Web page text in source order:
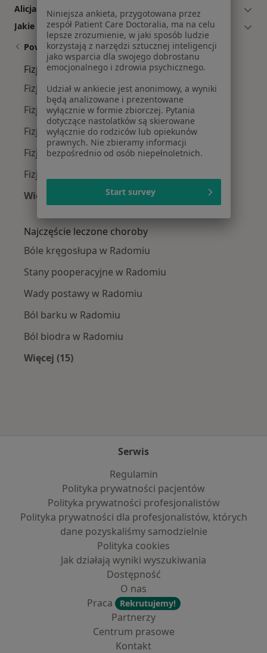
Alicja Wójcicka: co mówią pacjenci?
Jakie ubezpieczenia akceptuje Alicja Wójcicka?
Powiązane wyszukiwania
Fizjoterapeuci w pobliżu
Fizjoterapeuci Śródmieście
Fizjoterapeuci Południe
Fizjoterapeuci Planty
Fizjoterapeuci Borki
Fizjoterapeuci Halinów
Więcej (8)
Więcej w kategorii: Fizjoterapeuci w pobliżu
Najczęście leczone choroby
Bóle kręgosłupa w Radomiu
Stany pooperacyjne w Radomiu
Wady postawy w Radomiu
Ból barku w Radomiu
Ból biodra w Radomiu
Więcej (15)
Serwis
Regulamin
Polityka prywatności pacjentów
Polityka prywatności profesjonalistów
Polityka prywatności dla profesjonalistów, których
dane pozyskaliśmy samodzielnie
Polityka cookies
Jak działają wyniki wyszukiwania
Dostępność
O nas
Praca
Rekrutujemy!
Partnerzy
Centrum prasowe
Kontakt
Niniejsza ankieta, przygotowana przez
zespół Patient Care Doctoralia, ma na celu
lepsze zrozumienie, w jaki sposób ludzie
korzystają z narzędzi sztucznej inteligencji
jako wsparcia dla swojego dobrostanu
emocjonalnego i zdrowia psychicznego.
Udział w ankiecie jest anonimowy, a wyniki
będą analizowane i prezentowane
wyłącznie w formie zbiorczej. Pytania
dotyczące nastolatków są skierowane
wyłącznie do rodziców lub opiekunów
prawnych. Nie zbieramy informacji
bezpośrednio od osób niepełnoletnich.
Start survey